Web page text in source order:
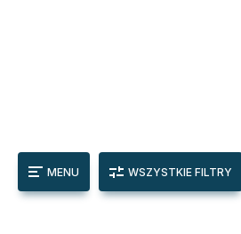
MENU WSZYSTKIE FILTRY